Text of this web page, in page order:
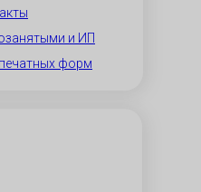
и ИП
форм